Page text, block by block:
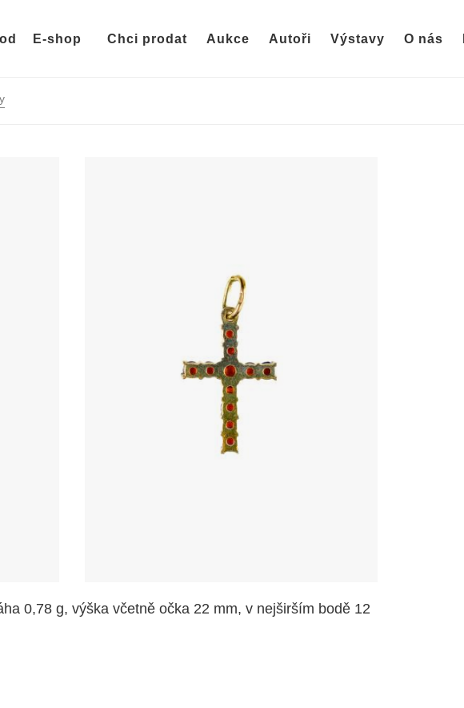
E-shop Chci prodat Aukce Autoři Výstavy O nás
0,78 g, výška včetně očka 22 mm, v nejširším bodě 12